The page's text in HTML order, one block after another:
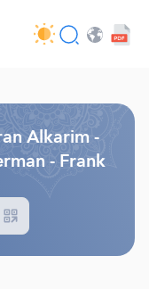
Alkarim -
- Frank